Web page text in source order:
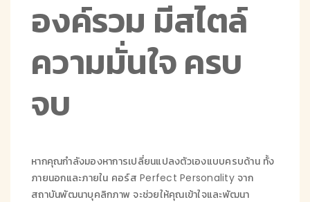
องค์รวม มีสไตล์
ความมั่นใจ ครบ
จบ
หากคุณกำลังมองหาการเปลี่ยนแปลงตัวเองแบบครบด้าน ทั้ง
ภายนอกและภายใน คอร์ส Perfect Personality จาก
สถาบันพัฒนาบุคลิกภาพ จะช่วยให้คุณเข้าใจและพัฒนา